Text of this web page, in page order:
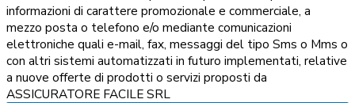
informazioni di carattere promozionale e commerciale, a
mezzo posta o telefono e/o mediante comunicazioni
elettroniche quali e-mail, fax, messaggi del tipo Sms o Mms o
con altri sistemi automatizzati in futuro implementati, relative
a nuove offerte di prodotti o servizi proposti da
ASSICURATORE FACILE SRL